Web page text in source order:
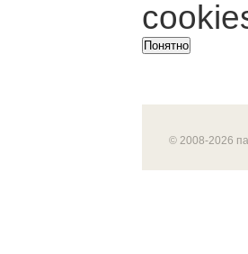
Понятно
© 2008-2026